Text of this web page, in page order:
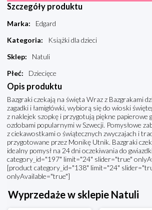
Szczegóły produktu
Marka:
Edgard
Kategoria:
Książki dla dzieci
Sklep:
Natuli
Płeć: Dziecięce
Opis produktu
Bazgraki czekają na święta Wraz z Bazgrakami
zagadki i łamigłówki, wybiorą się do wioski
z naklejek szopkę i przygotują piękne papierowe
ozdobami popularnymi w Szwecji. Pomysłowe
z ciekawostkami o świątecznych zwyczajach i
przygotowane przez Monikę Utnik. Bazgraki
idealny pomysł na 24 dni oczekiwania do
category_id="197" limit="24" slider="true"
[product category_id="138" limit="24"
onlyAvailable="true"]
Wyprzedaże w sklepie Natuli